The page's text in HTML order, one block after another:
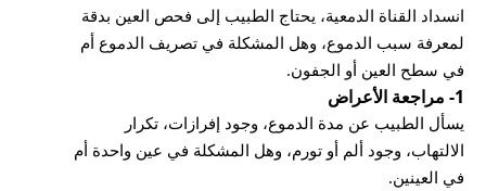
انسداد القناة الدمعية، يحتاج الطبيب إلى فحص العين بدقة
لمعرفة سبب الدموع، وهل المشكلة في تصريف الدموع أم
في سطح العين أو الجفون.
1- مراجعة الأعراض
يسأل الطبيب عن مدة الدموع، وجود إفرازات، تكرار
الالتهاب، وجود ألم أو تورم، وهل المشكلة في عين واحدة أم
في العينين.